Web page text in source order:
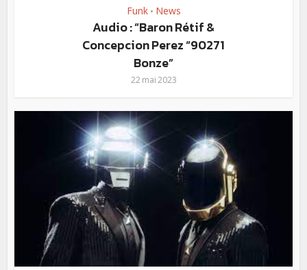
Funk • News
Audio : “Baron Rétif &
Concepcion Perez “90271
Bonze”
22 mai 2023